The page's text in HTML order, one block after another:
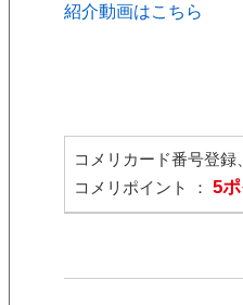
紹介動画はこちら
コメリカード番号登
コメリポイント ： 5